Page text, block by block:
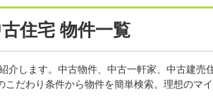
住宅 物件一覧
します。中古物件、中古一軒家、中古建売
だわり条件から物件を簡単検索。理想のマ